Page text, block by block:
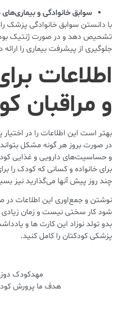
سوابق خانوادگی و بیماری‌های
با دانستن سوابق خانوادگی پزشک
تشحیص دهد و در صورت ژنتیک
جلوگیری از پیشرفت بیماری را
اطلاعات
و مراقبان
بهتر است این اطلاعات را در اختیار
در صورت بروز هر گونه مشکل
و حساسیت‌های دارویی و غذایی
برای خانواده و کسانی که کودک را
چند روز پیش آنها می‌گذارید نیز
نوشتن و جمع‌اوری این اطلاعات در
شود کار سختی نیست و زمان
بدو تولد نوزاد این کارت ها و
پزشکی کودکتان را کامل کنید.
مهدکودک
هدف ما پرورش